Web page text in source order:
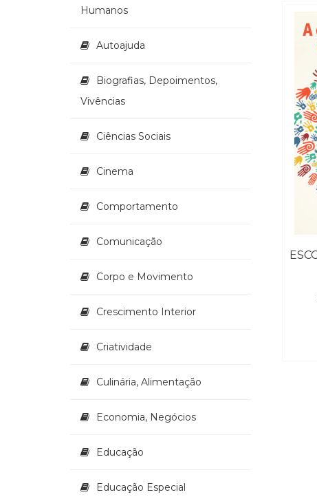
Humanos
Autoajuda
Biografias, Depoimentos,
Vivências
Ciências Sociais
Cinema
Comportamento
Comunicação
Corpo e Movimento
Crescimento Interior
Criatividade
Culinária, Alimentação
Economia, Negócios
Educação
Educação Especial